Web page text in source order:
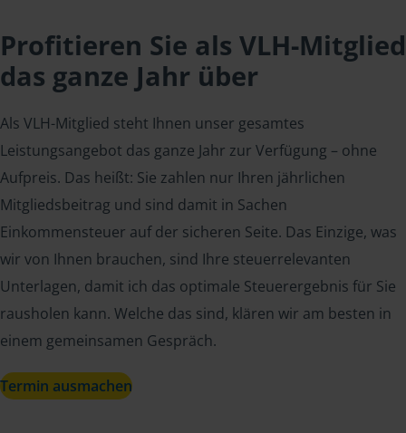
Profitieren Sie als VLH-Mitglied
das ganze Jahr über
Als VLH-Mitglied steht Ihnen unser gesamtes
Leistungsangebot das ganze Jahr zur Verfügung – ohne
Aufpreis. Das heißt: Sie zahlen nur Ihren jährlichen
Mitgliedsbeitrag und sind damit in Sachen
Einkommensteuer auf der sicheren Seite. Das Einzige, was
wir von Ihnen brauchen, sind Ihre steuerrelevanten
Unterlagen, damit ich das optimale Steuerergebnis für Sie
rausholen kann. Welche das sind, klären wir am besten in
einem gemeinsamen Gespräch.
Termin ausmachen